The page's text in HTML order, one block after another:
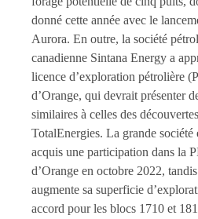
donné cette année avec le
Aurora. En outre, la société
canadienne Sintana Energy a
licence d’exploration pétrolière
d’Orange, qui devrait présenter
similaires à celles des
TotalEnergies. La grande société
acquis une participation dans la
d’Orange en octobre 2022,
augmente sa superficie
accord pour les blocs 1710 et